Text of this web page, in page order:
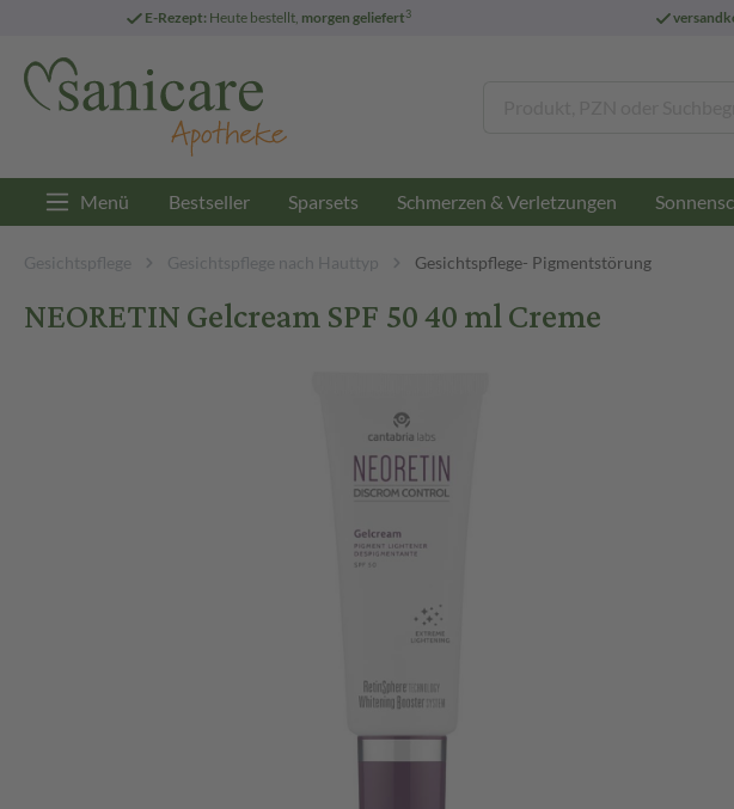
E-Rezept: Heute bestellt, morgen geliefert3
Menü Bestseller Sparsets Schmerzen & Verletzungen
Gesichtspflege Gesichtspflege nach Hauttyp Gesichtspflege- Pigmentstörung
NEORETIN Gelcream SPF 50 40 ml Creme